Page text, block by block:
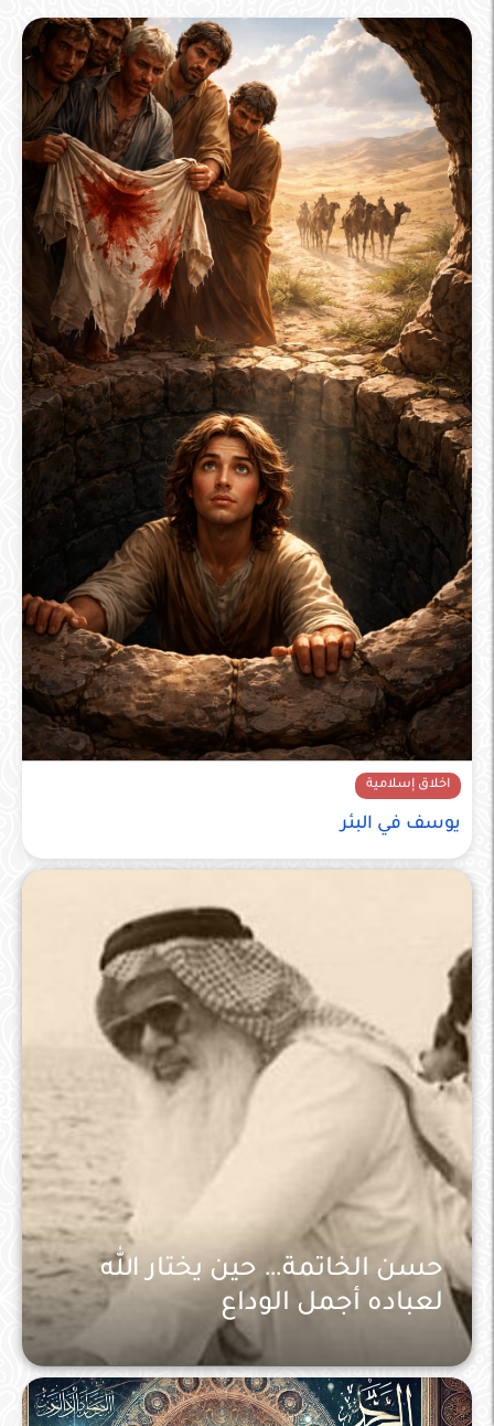
اخلاق إسلامية
يوسف في البئر
اخلاق إسلامية
حسن الخاتمة… حين يختار الله
لعباده أجمل الوداع